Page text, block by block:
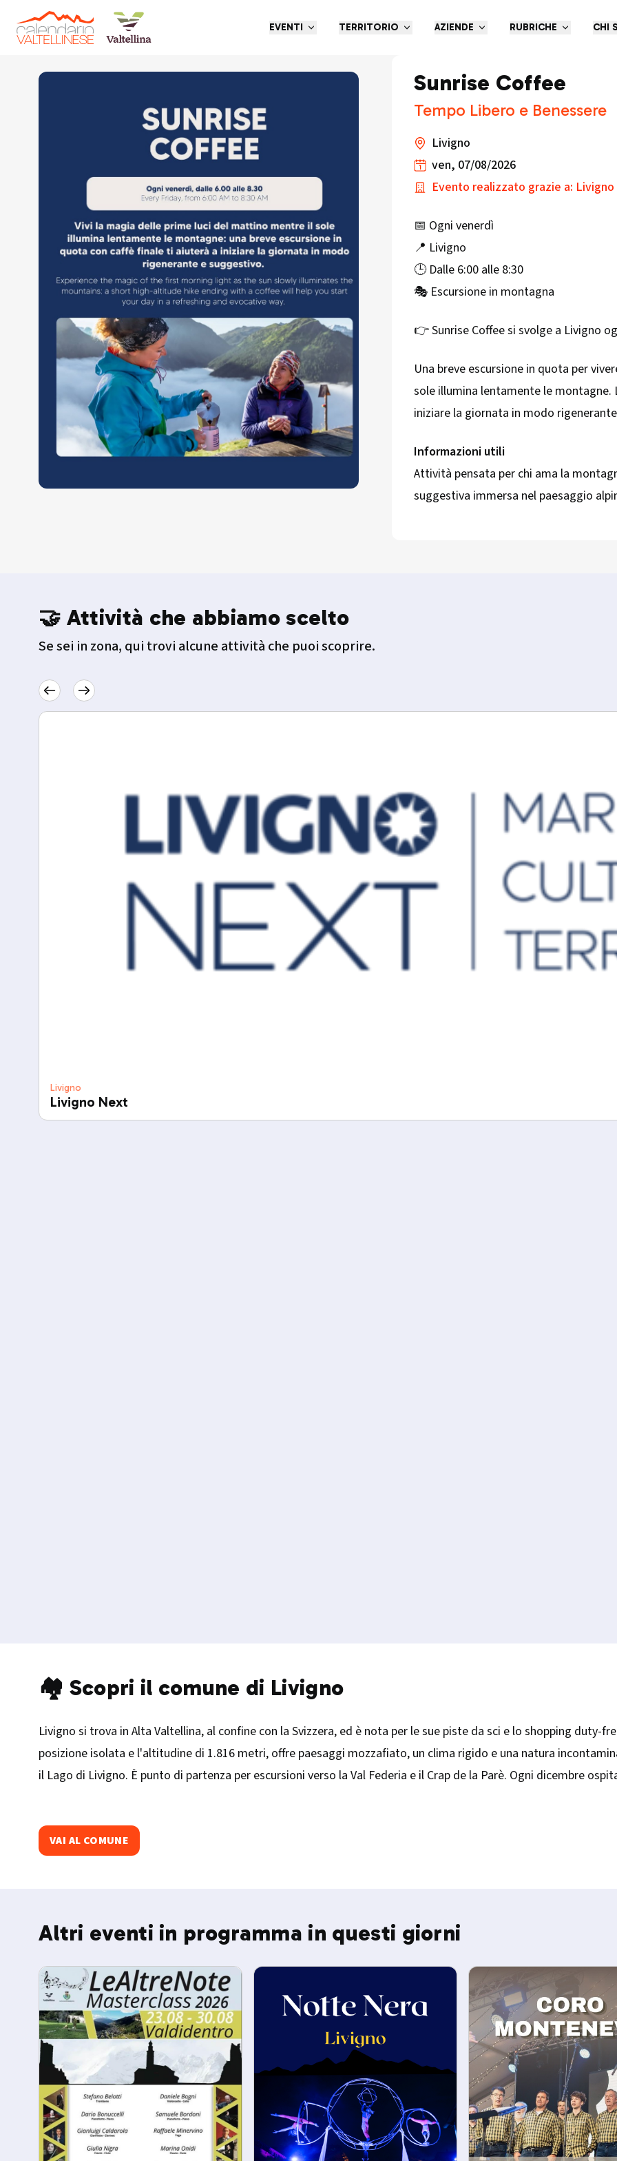
EVENTI TERRITORIO AZIENDE RUBRICHE CHI
Torna indietro
Sunrise Coffee
Tempo Libero e Benessere
Livigno
ven, 07/08/2026
Evento realizzato grazie a:
📅 Ogni venerdì
📍 Livigno
🕒 Dalle 6:00 alle 8:30
🎭 Escursione in montagna
👉 Sunrise Coffee si svolge a Livigno
Una breve escursione in quota per
sole illumina lentamente le montagne.
iniziare la giornata in modo
Informazioni utili
Attività pensata per chi ama la
suggestiva immersa nel paesaggio
🤝 Attività che abbiamo scelto
Se sei in zona, qui trovi alcune attività che puoi scoprire.
Livigno
Livigno Next
🏘️ Scopri il comune di Livigno
Livigno si trova in Alta Valtellina, al confine con la Svizzera, ed è nota per le sue piste da sci e lo shopping duty-
posizione isolata e l'altitudine di 1.816 metri, offre paesaggi mozzafiato, un clima rigido e una natura
il Lago di Livigno. È punto di partenza per escursioni verso la Val Federia e il Crap de la Parè. Ogni dicembre
VAI AL COMUNE
Altri eventi in programma in questi giorni